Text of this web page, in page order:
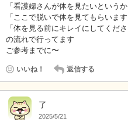
「看護婦さんが体を見たいという
「ここで脱いで体を見てもらいます
「体を見る前にキレイにしてくだ
の流れで行ってます
ご参考までに〜
いいね！ 返信する
了
2025/5/21